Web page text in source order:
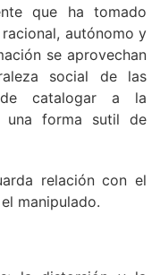
que ha tomado
autónomo y
se aprovechan
social de las
catalogar a la
una forma sutil de
relación con el
manipulado.